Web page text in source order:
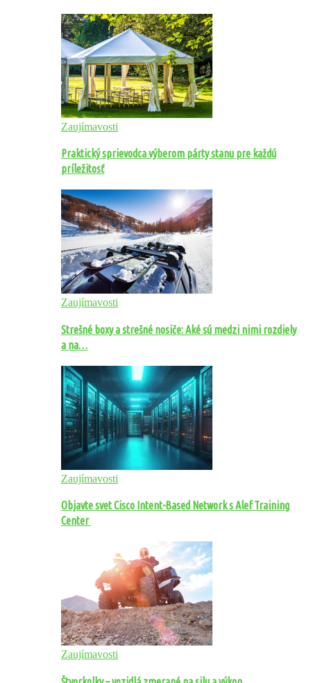
Zaujímavosti
Praktický sprievodca výberom párty stanu pre každú
príležitosť
Zaujímavosti
Strešné boxy a strešné nosiče: Aké sú medzi nimi rozdiely
a na…
Zaujímavosti
Objavte svet Cisco Intent-Based Network s Alef Training
Center
Zaujímavosti